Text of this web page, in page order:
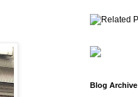
Blog Archive